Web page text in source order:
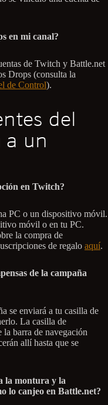
en mi canal?
de Twitch y Battle.net
Drops (consulta la
de Control).
del
a un
en Twitch?
PC o un dispositivo móvil.
móvil o en tu PC.
la compra de
de regalo aquí.
de la campaña
se enviará a tu casilla de
La casilla de
la barra de navegación
allí hasta que se
la montura y la
lo canjeo en Battle.net?